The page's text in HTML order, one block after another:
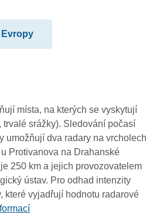
místa, na kterých se vyskytují
trvalé srážky). Sledování počasí
umožňují dva radary na vrcholech
Protivanova na Drahanské
250 km a jejich provozovatelem
ústav. Pro odhad intenzity
které vyjadřují hodnotu radarové